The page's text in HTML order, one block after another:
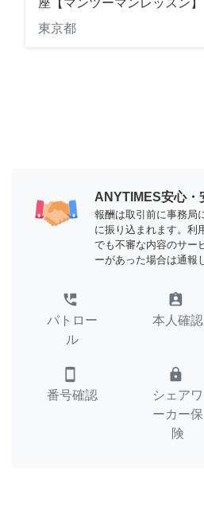
座【マンツーマンレッスン】
東京都
ANYTIMES安心・
報酬は取引前に事務局
に振り込まれます。利
でも不審な内容のサー
ーがあった場合は通報
perm_phone_msg
パトロー
ル
assignment_ind
本人確認
smartphone
番号確認
lock
シェアワ
ーカー保
険